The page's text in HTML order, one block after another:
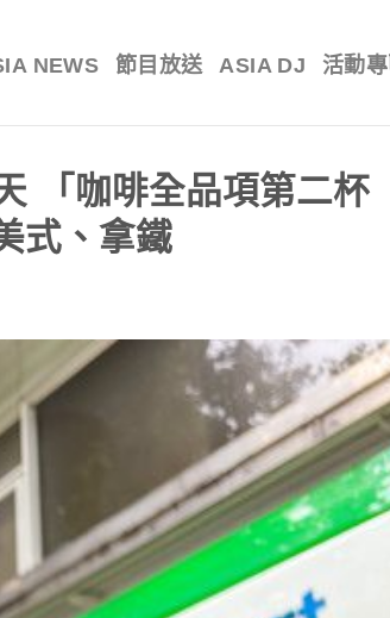
NEWS 節目放送 ASIA DJ 活動
「咖啡全品項第二杯
式、拿鐵